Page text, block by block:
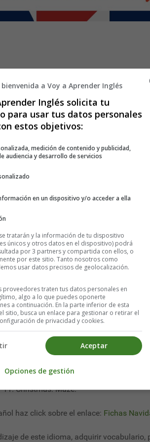
Navidad en
inglés -
11. Christmas: Maze.
haz click sobre el enlace: Fichas
de este idioma, adquirir
a Voy a Aprender Inglés
Inglés solicita tu
para usar tus datos personales
estos objetivos:
medición de contenido y publicidad,
audiencia y desarrollo de servicios
en un dispositivo y/o acceder a ella
tratarán y la información de tu dispositivo
únicos y otros datos en el dispositivo) podrá
por 3 partners y compartida con ellos, o
por este sitio. Tanto nosotros como
usar datos precisos de geolocalización.
proveedores traten tus datos personales en
algo a lo que puedes oponerte
a continuación. En la parte inferior de esta
sitio, busca un enlace para gestionar o retirar el
de privacidad y cookies.
Aceptar
Opciones de gestión